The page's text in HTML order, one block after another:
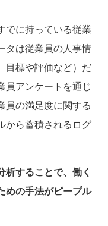
でに持っている従業
タは従業員の人事情
目標や評価など）だ
員アンケートを通じ
員の満足度に関する
から蓄積されるログ
析することで、働く
めの手法がピープル